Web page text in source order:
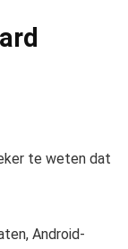
te weten dat
Android-